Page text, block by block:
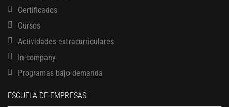
Certificados
Cursos
Actividades extracurriculares
In-company
Programas bajo demanda
ESCUELA DE EMPRESAS